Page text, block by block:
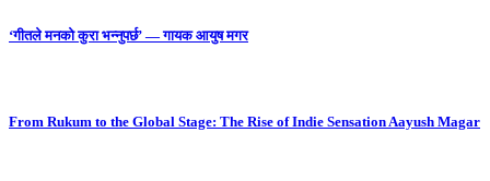
‘गीतले मनको कुरा भन्नुपर्छ’ — गायक आयुष मगर
From Rukum to the Global Stage: The Rise of Indie Sensation Aayush Magar